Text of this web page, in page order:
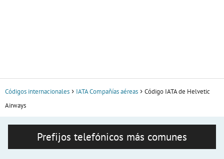
Códigos internacionales IATA Compañías aéreas
Código IATA de Helvetic
Airways
Prefijos telefónicos más comunes